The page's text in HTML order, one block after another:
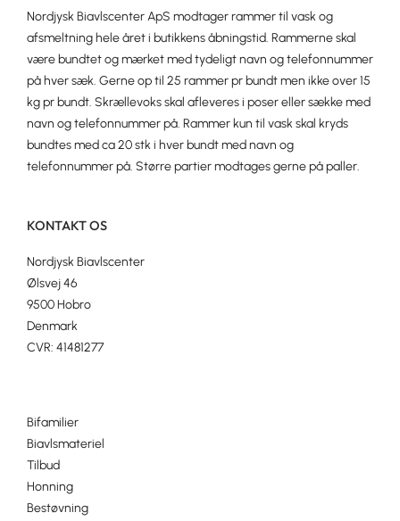
Nordjysk Biavlscenter ApS modtager rammer til vask og
afsmeltning hele året i butikkens åbningstid. Rammerne skal
være bundtet og mærket med tydeligt navn og telefonnummer
på hver sæk. Gerne op til 25 rammer pr bundt men ikke over 15
kg pr bundt. Skrællevoks skal afleveres i poser eller sække med
navn og telefonnummer på. Rammer kun til vask skal kryds
bundtes med ca 20 stk i hver bundt med navn og
telefonnummer på. Større partier modtages gerne på paller.
KONTAKT OS
Nordjysk Biavlscenter
Ølsvej 46
9500 Hobro
Denmark
CVR: 41481277
Bifamilier
Biavlsmateriel
Tilbud
Honning
Bestøvning